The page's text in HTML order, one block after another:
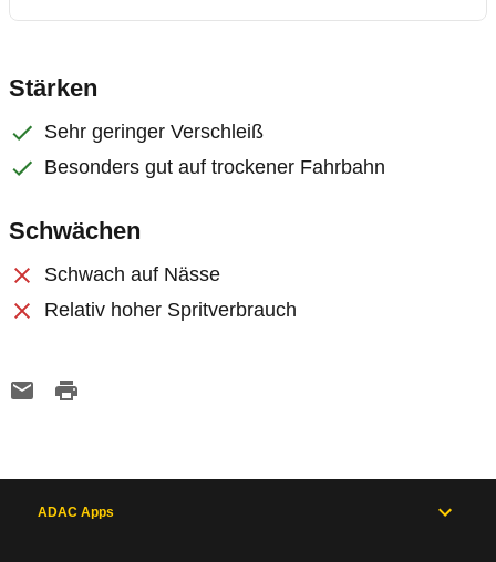
Stärken
Sehr geringer Verschleiß
Besonders gut auf trockener Fahrbahn
Schwächen
Schwach auf Nässe
Relativ hoher Spritverbrauch
ADAC Apps